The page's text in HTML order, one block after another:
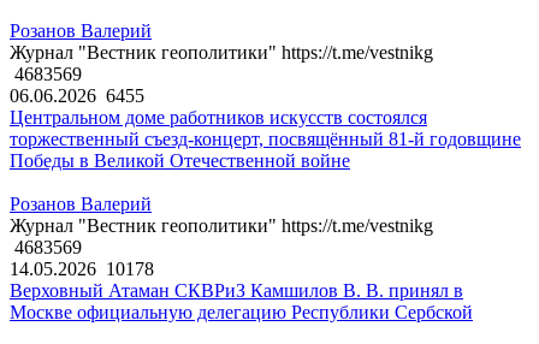
Розанов Валерий
Журнал "Вестник геополитики" https://t.me/vestnikg
4683569
06.06.2026 6455
Центральном доме работников искусств состоялся
торжественный съезд-концерт, посвящённый 81-й годовщине
Победы в Великой Отечественной войне
Розанов Валерий
Журнал "Вестник геополитики" https://t.me/vestnikg
4683569
14.05.2026 10178
Верховный Атаман СКВРиЗ Камшилов В. В. принял в
Москве официальную делегацию Республики Сербской